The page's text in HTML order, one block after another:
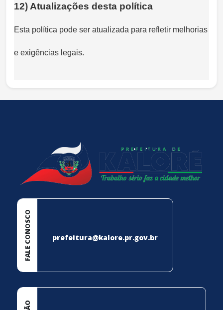
12) Atualizações desta política
Esta política pode ser atualizada para refletir melhorias
e exigências legais.
FALE CONOSCO prefeitura@kalore.pr.gov.br